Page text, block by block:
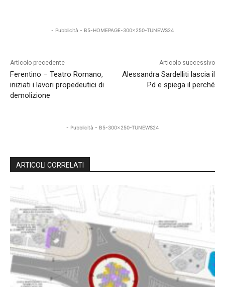
- Pubblicità - B5-HOMEPAGE-300x250-TUNEWS24
Articolo precedente
Ferentino – Teatro Romano,
iniziati i lavori propedeutici di
demolizione
Articolo successivo
Alessandra Sardelliti lascia il
Pd e spiega il perché
- Pubblicità - B5-300x250-TUNEWS24
ARTICOLI CORRELATI